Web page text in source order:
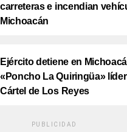
carreteras e incendian
Michoacán
Ejército detiene en
«Poncho La Quiringüa» líder
Cártel de Los Reyes
PUBLICIDAD